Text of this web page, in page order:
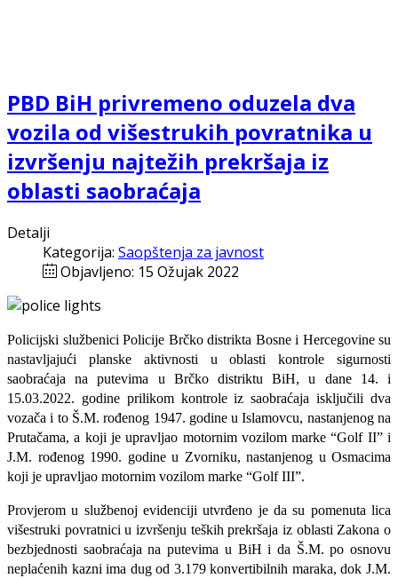
PBD BiH privremeno oduzela dva
vozila od višestrukih povratnika u
izvršenju najtežih prekršaja iz
oblasti saobraćaja
Detalji
Kategorija: Saopštenja za javnost
Objavljeno: 15 Ožujak 2022
Policijski službenici Policije Brčko distrikta Bosne i Hercegovine su
nastavljajući planske aktivnosti u oblasti kontrole sigurnosti
saobraćaja na putevima u Brčko distriktu BiH, u dane 14. i
15.03.2022. godine prilikom kontrole iz saobraćaja isključili dva
vozača i to Š.M. rođenog 1947. godine u Islamovcu, nastanjenog na
Prutačama, a koji je upravljao motornim vozilom marke “Golf II” i
J.M. rođenog 1990. godine u Zvorniku, nastanjenog u Osmacima
koji je upravljao motornim vozilom marke “Golf III”.
Provjerom u službenoj evidenciji utvrđeno je da su pomenuta lica
višestruki povratnici u izvršenju teških prekršaja iz oblasti Zakona o
bezbjednosti saobraćaja na putevima u BiH i da Š.M. po osnovu
neplaćenih kazni ima dug od 3.179 konvertibilnih maraka, dok J.M.